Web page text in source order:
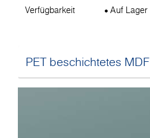
Verfügbarkeit Auf Lager
PET beschichtetes MDF